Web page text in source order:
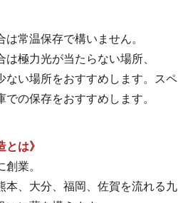
常温保存で構いません。
極力光が当たらない場所、
ない場所をおすすめします。スペ
の保存をおすすめします。
とは》
業。
本、大分、福岡、佐賀を流れる九